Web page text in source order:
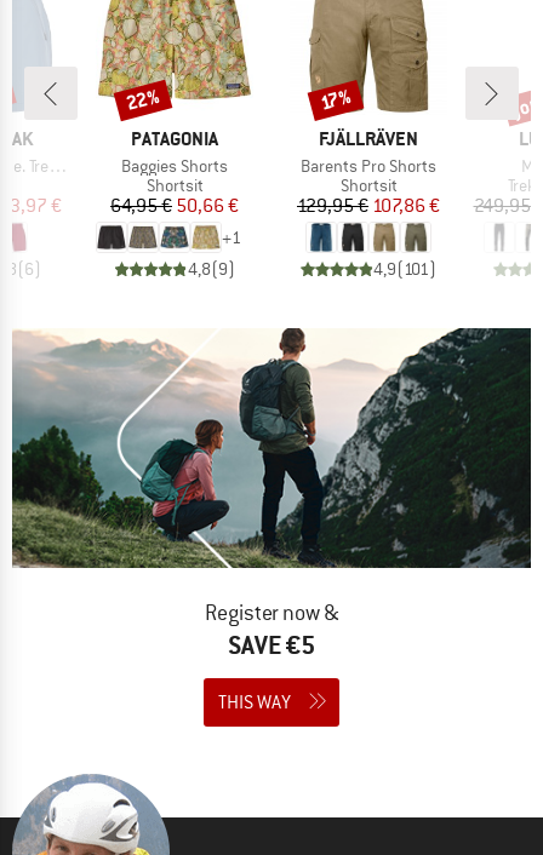
Shorts
hinta
43,97 €
(6)
MERKKI
PATAGONIA
Tuote
Baggies Shorts
Tuoteryhmä
Shortsit
Hinta
64,95 € Alennettu hinta
50,66 €
+1
4,8(9)
Alennus
22%
MERKKI
FJÄLLRÄVEN
Tuote
Barents Pro Shorts
Tuoteryhmä
Shortsit
Hinta
129,95 €Alennettu hinta
107,86 €
4,9( 101)
Alennus
17%
249,95
Register now &
SAVE €5
THIS WAY